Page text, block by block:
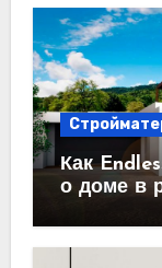
Как
о доме в